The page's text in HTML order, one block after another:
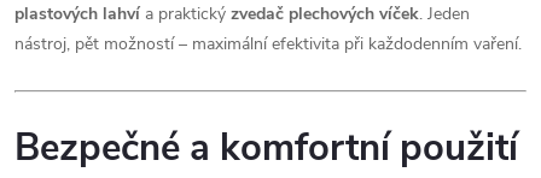
e
k
/
plastových lahví a praktický zvedač plechových víček. Jeden
nástroj, pět možností – maximální efektivita při každodenním vaření.
Bezpečné a komfortní použití